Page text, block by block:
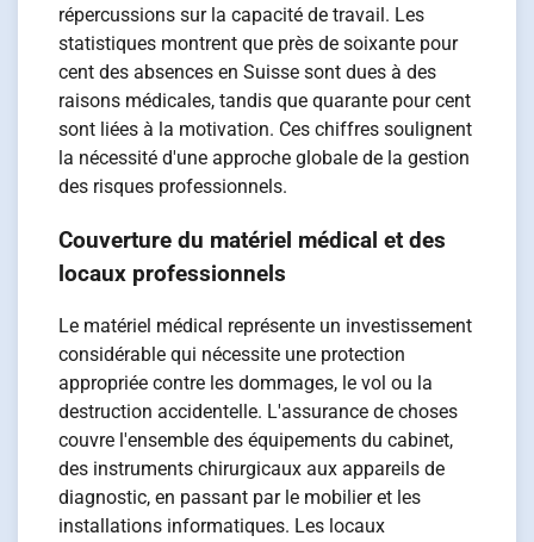
répercussions sur la capacité de travail. Les
statistiques montrent que près de soixante pour
cent des absences en Suisse sont dues à des
raisons médicales, tandis que quarante pour cent
sont liées à la motivation. Ces chiffres soulignent
la nécessité d'une approche globale de la gestion
des risques professionnels.
Couverture du matériel médical et des
locaux professionnels
Le matériel médical représente un investissement
considérable qui nécessite une protection
appropriée contre les dommages, le vol ou la
destruction accidentelle. L'assurance de choses
couvre l'ensemble des équipements du cabinet,
des instruments chirurgicaux aux appareils de
diagnostic, en passant par le mobilier et les
installations informatiques. Les locaux